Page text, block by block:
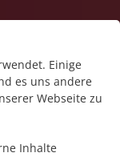
Einige
es uns andere
Webseite zu
Inhalte